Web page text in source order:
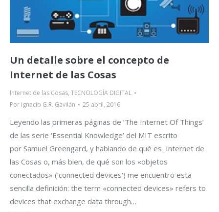
Un detalle sobre el concepto de
Internet de las Cosas
Internet de las Cosas, TECNOLOGÍA DIGITAL
Por Ignacio G.R. Gavilán 25 abril, 2016
Leyendo las primeras páginas de ‘The Internet Of Things‘
de las serie ‘Essential Knowledge’ del MIT escrito
por Samuel Greengard, y hablando de qué es Internet de
las Cosas o, más bien, de qué son los «objetos
conectados» (‘connected devices’) me encuentro esta
sencilla definición: the term «connected devices» refers to
devices that exchange data through…